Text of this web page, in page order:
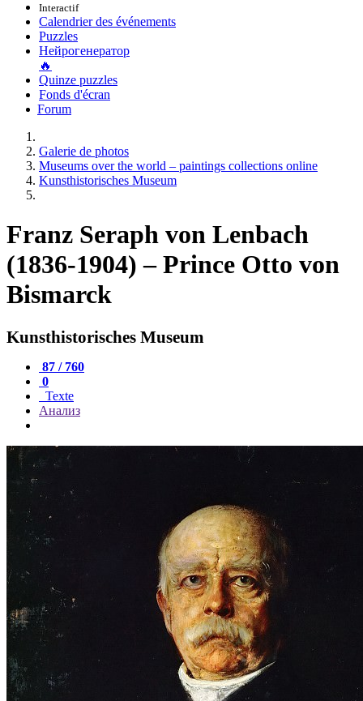
Interactif
Calendrier des événements
Puzzles
Нейрогенератор
🔥
Quinze puzzles
Fonds d'écran
Forum
Galerie de photos
Museums over the world – paintings collections online
Kunsthistorisches Museum
Franz Seraph von Lenbach
(1836-1904) – Prince Otto von
Bismarck
Kunsthistorisches Museum
87 / 760
0
Texte
Анализ